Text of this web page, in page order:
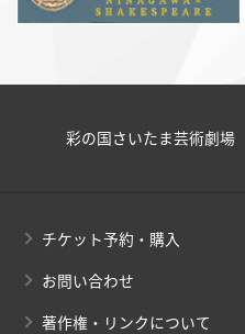
彩の国さいたま芸術劇場
チケット予約・購入
お問い合わせ
著作権・リンクについて